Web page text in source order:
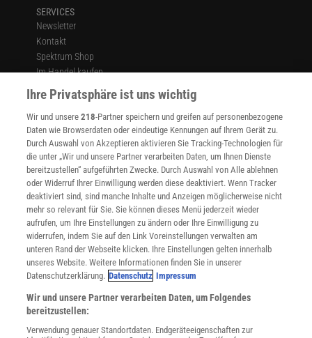
SERVICES
Newsletter
Kontakt
Spektrum Shop
Im Handel kaufen
Presse
Verträge kündigen
Widerruf
INFO
Mediadaten
Datenschutz
Nutzungsbedingungen
Cookie-Einstellungen
Utiq verwalten
Nutzungsbasierte Onlinewerbung
Alle Artikel
Impressum
Angebote für Schulen
Angebote für Institutionen
Sprachen lernen mit Gymglish
Ihre Privatsphäre ist uns wichtig
Wir und unsere218-Partner speichern und greifen auf personenbezogene
Daten wie Browserdaten oder eindeutige Kennungen auf Ihrem Gerät zu.
Durch Auswahl von Akzeptieren aktivieren Sie Tracking-Technologien für
die unter „Wir und unsere Partner verarbeiten Daten, um Ihnen Dienste
bereitzustellen“ aufgeführten Zwecke. Durch Auswahl von Alle ablehnen
oder Widerruf Ihrer Einwilligung werden diese deaktiviert. Wenn Tracker
deaktiviert sind, sind manche Inhalte und Anzeigen möglicherweise nicht
mehr so relevant für Sie. Sie können dieses Menü jederzeit wieder
aufrufen, um Ihre Einstellungen zu ändern oder Ihre Einwilligung zu
widerrufen, indem Sie auf den Link Voreinstellungen verwalten am
unteren Rand der Webseite klicken. Ihre Einstellungen gelten innerhalb
unseres Website. Weitere Informationen finden Sie in unserer
Datenschutzerklärung. Datenschutz Impressum
Wir und unsere Partner verarbeiten Daten, um Folgendes
bereitzustellen:
Verwendung genauer Standortdaten. Endgeräteeigenschaften zur